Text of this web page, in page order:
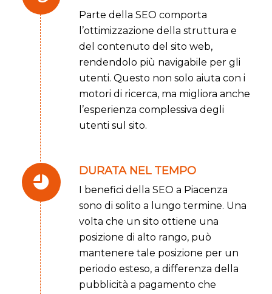
Parte della SEO comporta
l’ottimizzazione della struttura e
del contenuto del sito web,
rendendolo più navigabile per gli
utenti. Questo non solo aiuta con i
motori di ricerca, ma migliora anche
l’esperienza complessiva degli
utenti sul sito.
DURATA NEL TEMPO
I benefici della SEO a Piacenza
sono di solito a lungo termine. Una
volta che un sito ottiene una
posizione di alto rango, può
mantenere tale posizione per un
periodo esteso, a differenza della
pubblicità a pagamento che